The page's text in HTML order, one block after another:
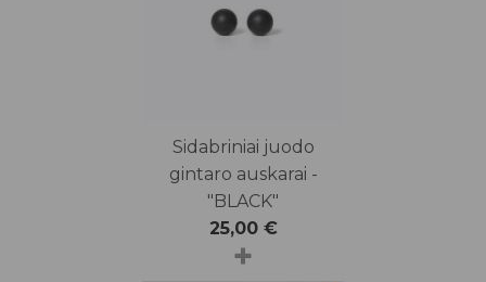
Sidabriniai juodo
gintaro auskarai -
"BLACK"
25,00 €
+